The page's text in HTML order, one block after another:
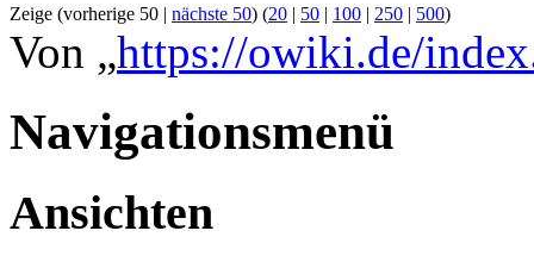
Zeige (vorherige 50 | nächste 50) (20 | 50 | 100 | 250 | 500)
Von „https://owiki.de/
Navigationsmenü
Ansichten